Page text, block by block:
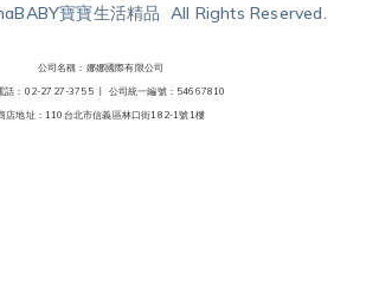
寶寶生活精品 All Rights Reserved.
公司名稱：娜娜國際有限公司
話：02-2727-3755 丨 公司統一編號：54667810
店地址：110台北市信義區林口街182-1號1樓